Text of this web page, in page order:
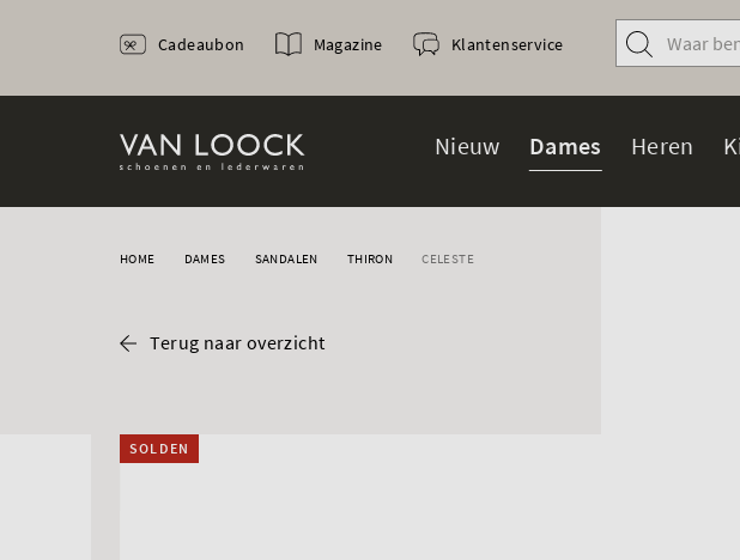
Nieuw Dames Heren
Cadeaubon Magazine Klantenservice
HOME DAMES SANDALEN THIRON CELESTE
Terug naar overzicht
SOLDEN